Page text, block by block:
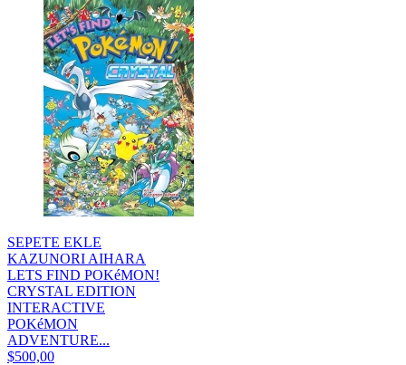
SEPETE EKLE
KAZUNORI AIHARA
LETS FIND POKéMON!
CRYSTAL EDITION
INTERACTIVE
POKéMON
ADVENTURE...
$500,00